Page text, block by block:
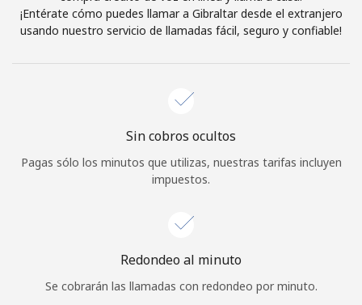
¡Hola!
Inicia sesión oREGÍSTRATE →
o
¡Entérate cómo puedes llamar a Gibraltar desde el extranjero
usando nuestro servicio de llamadas fácil, seguro y confiable!
Sin cobros ocultos
Pagas sólo los minutos que utilizas, nuestras tarifas incluyen
impuestos.
Redondeo al minuto
Se cobrarán las llamadas con redondeo por minuto.